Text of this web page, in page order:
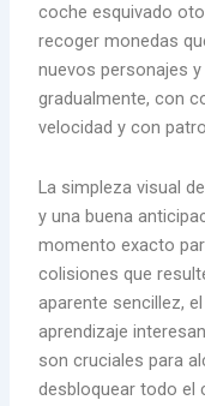
coche esquivado
recoger monedas
nuevos personajes
gradualmente, con
velocidad y con
La simpleza visual
y una buena
momento exacto
colisiones que
aparente sencillez,
aprendizaje
son cruciales para
desbloquear todo el